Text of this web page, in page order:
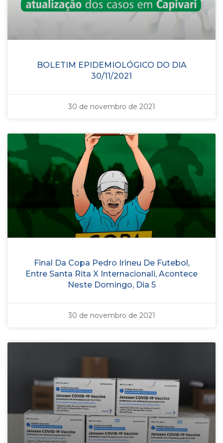
BOLETIM EPIDEMIOLÓGICO DO DIA
30/11/2021
30 de novembro de 2021
Final Da Copa Pedro Irineu De Futebol,
Entre Santa Rita X Internacionali, Acontece
Neste Domingo, Dia 5
30 de novembro de 2021